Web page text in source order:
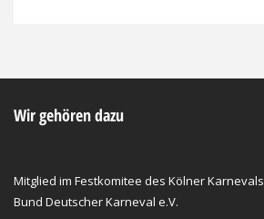
Wir gehören dazu
Mitglied im Festkomitee des Kölner Karnevals
Bund Deutscher Karneval e.V.